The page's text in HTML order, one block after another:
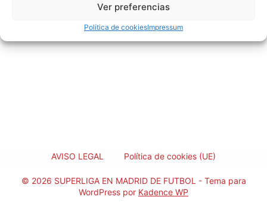
Ver preferencias
Política de cookiesImpressum
AVISO LEGAL Política de cookies (UE)
© 2026 SUPERLIGA EN MADRID DE FUTBOL - Tema para
WordPress por Kadence WP